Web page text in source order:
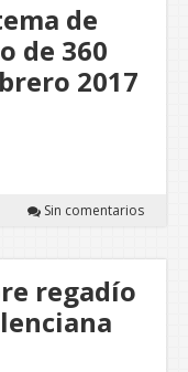
de
de 360
2017
Sin comentarios
regadío